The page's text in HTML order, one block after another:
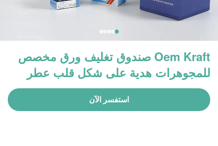
Oem Kraft صندوق تغليف ورق مخصص
للمجوهرات هدية على شكل قلب عطر
استفسر الآن